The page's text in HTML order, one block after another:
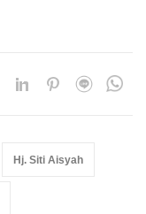
Hj. Siti Aisyah